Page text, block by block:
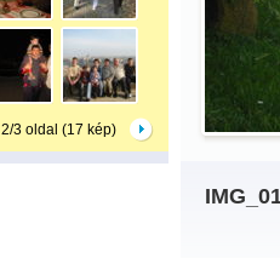
2/3 oldal (17 kép)